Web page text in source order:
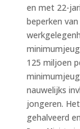
en met 22-
beperken
125 miljoen
nauwelijks
jongeren.
gehalveerd